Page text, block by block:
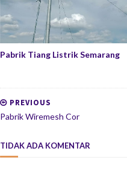
Pabrik Tiang Listrik Semarang
PREVIOUS
Pabrik Wiremesh Cor
TIDAK ADA KOMENTAR